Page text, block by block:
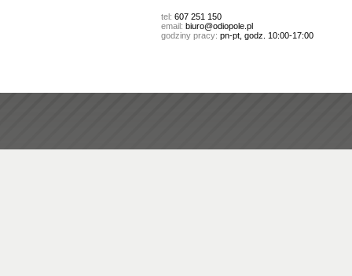
tel: 607 251 150
email: biuro@odiopole.pl
godziny pracy: pn-pt, godz. 10:00-17:00